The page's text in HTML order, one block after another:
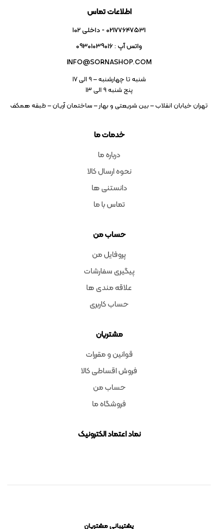
خدمات ما
درباره ما
نحوه ارسال کالا
دانستنی ها
تماس با ما
حساب من
پروفایل من
پیگیری سفارشات
علاقه مندی ها
حساب کاربری
مشتریان
قوانین و مقررات
فروش اقساطی کالا
حساب من
فروشگاه ما
نماد اعتماد الکترونیک
اطلاعات تماس
02177647531 - داخلی ۱۰۲
واتس آپ : 09301039016
INFO@SORNASHOP.COM
شنبه تا چهارشنبه – ۹ الی 17
پنج شنبه ۹ الی 13
تهران خیابان انقلاب – بین شریعتی و بهار – ساختمان آریان – طبقه همکف
پشتیبانی مشتریان